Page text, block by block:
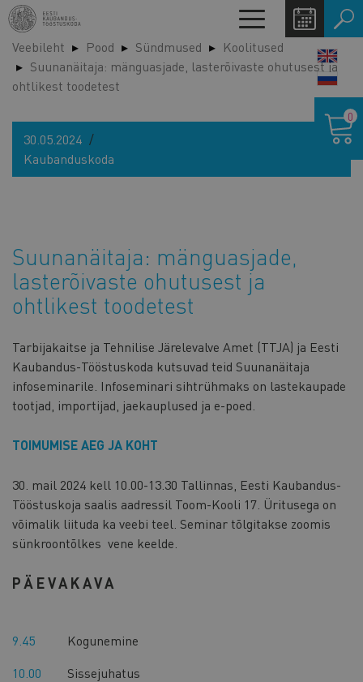
Liigu
edasi
põhisisu
juurde
Toggle
navigation
Veebileht Pood Sündmused
Koolitused
Suunanäitaja: mänguasjade, lasterõivaste ohutusest ja
ohtlikest toodetest
30.05.2024
Kaubanduskoda
Suunanäitaja: mänguasjade,
lasterõivaste ohutusest ja
ohtlikest toodetest
Tarbijakaitse ja Tehnilise Järelevalve Amet (TTJA) ja Eesti
Kaubandus-Tööstuskoda kutsuvad teid Suunanäitaja
infoseminarile. Infoseminari sihtrühmaks on lastekaupade
tootjad, importijad, jaekauplused ja e-poed.
TOIMUMISE AEG JA KOHT
30. mail 2024 kell 10.00-13.30 Tallinnas, Eesti Kaubandus-
Tööstuskoja saalis aadressil Toom-Kooli 17. Üritusega on
võimalik liituda ka veebi teel. Seminar tõlgitakse zoomis
sünkroontõlkes vene keelde.
PÄEVAKAVA
9.45
Kogunemine
10.00
Sissejuhatus
0